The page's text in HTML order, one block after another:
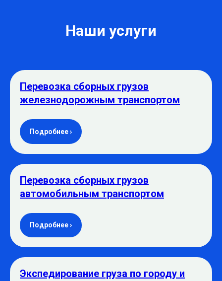
Наши услуги
Перевозка сборных грузов
железнодорожным транспортом
Подробнее ›
Перевозка сборных грузов
автомобильным транспортом
Подробнее ›
Экспедирование груза по городу и